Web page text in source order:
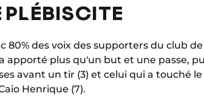
PLÉBISCITE
80% des voix des supporters du club
apporté plus qu'un but et une passe,
avant un tir (3) et celui qui a touché
Henrique (7).